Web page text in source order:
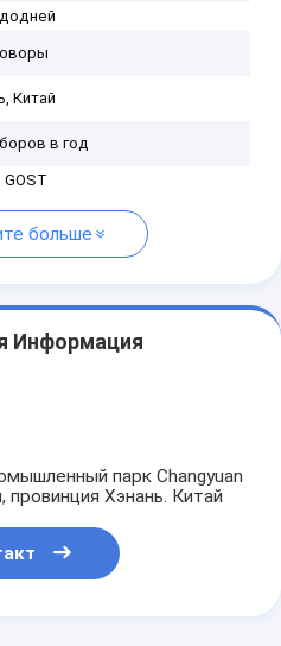
Китай
в год
GOST
больше
Информация
парк Changyuan
провинция Хэнань. Китай